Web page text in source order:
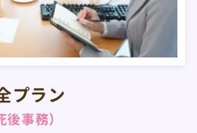
プラン
後事務）